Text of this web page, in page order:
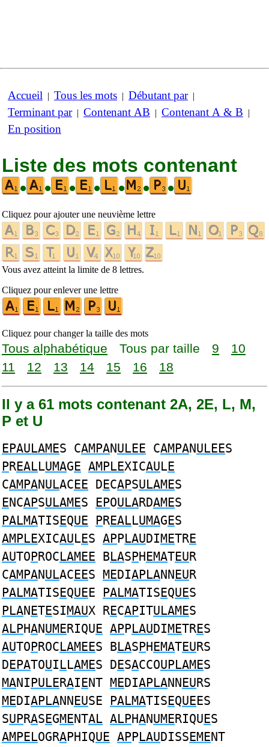
Accueil | Tous les mots | Débutant par|
Terminant par| Contenant AB | Contenant A & B |
En position
Liste des mots contenant
•
• • • • • •
Cliquez pour ajouter une neuvième lettre
Vous avez atteint la limite de 8 lettres.
Cliquez pour enlever une lettre
Cliquez pour changer la taille des mots
Tous alphabétique Tous par taille 9
10
11
12 13 14 15 16 18
Il y a 61 mots contenant 2A, 2E, L, M,
P et U
EPAULAMES CAMPANULEE CAMPANULEES
PREALLUMAGE AMPLEXICAULE
CAMPANULACEE DECAPSULAMES
ENCAPSULAMES EPOULARDAMES
PALMATISEQUE PREALLUMAGES
AMPLEXICAULES APPLAUDIMETRE
AUTOPROCLAMEE BLASPHEMATEUR
CAMPANULACEES MEDIAPLANNEUR
PALMATISEQUEE PALMATISEQUES
PLANETESIMAUX RECAPITULAMES
ALPHANUMERIQUE APPLAUDIMETRES
AUTOPROCLAMEES BLASPHEMATEURS
DEPATOUILLAMES DESACCOUPLAMES
MANIPULERAIENT MEDIAPLANNEURS
MEDIAPLANNEUSE PALMATISEQUEES
SUPRASEGMENTAL ALPHANUMERIQUES
AMPELOGRAPHIQUE APPLAUDISSEMENT